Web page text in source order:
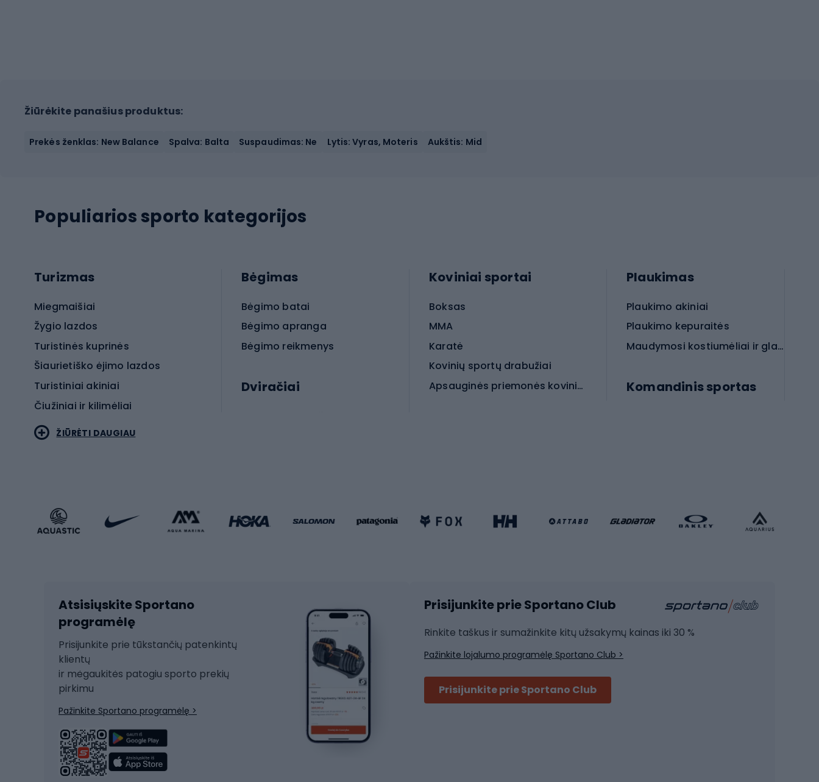
Žiūrėkite panašius produktus:
Prekės ženklas: New Balance Spalva: Balta Suspaudimas: Ne Lytis: Vyras, Moteris Aukštis: Mid
Populiarios sporto kategorijos
Turizmas
Miegmaišiai
Žygio lazdos
Turistinės kuprinės
Šiaurietiško ėjimo lazdos
Turistiniai akiniai
Čiužiniai ir kilimėliai
Sportinio stiliaus avalynė
Sportinio stiliaus aksesuarai
Čiuožimas
Rogės
Žygio batai
Alpinizmo batai
Turistiniai batai
Vandens sportai
Bėgimas
Bėgimo batai
Bėgimo apranga
Bėgimo reikmenys
Dviračiai
Vaikiški dviračiai
Dviračių marškinėliai
Dviračių kelnės
Dviračių striukės
Dviračių džemperiai
Dviračių kepurės
Dviračių priedai
Koviniai sportai
Boksas
MMA
Karatė
Kovinių sportų drabužiai
Apsauginės priemonės koviniam sportui
Riedučiai
Rakečių sportas
Badmintonas
Stalo tenisas
Tenisas
Plaukimas
Plaukimo akiniai
Plaukimo kepuraitės
Maudymosi kostiumėliai ir glaudės
Komandinis sportas
Krepšinio apranga
Jėgos įranga
Joga
ŽIŪRĖTI DAUGIAU
Atsisiųskite Sportano
programėlę
Prisijunkite prie tūkstančių patenkintų
klientų
ir mėgaukitės patogiu sporto prekių
pirkimu
Pažinkite Sportano programėlę >
Prisijunkite prie Sportano Club
Rinkite taškus ir sumažinkite kitų užsakymų kainas iki 30 %
Pažinkite lojalumo programėlę Sportano Club >
Prisijunkite prie Sportano Club